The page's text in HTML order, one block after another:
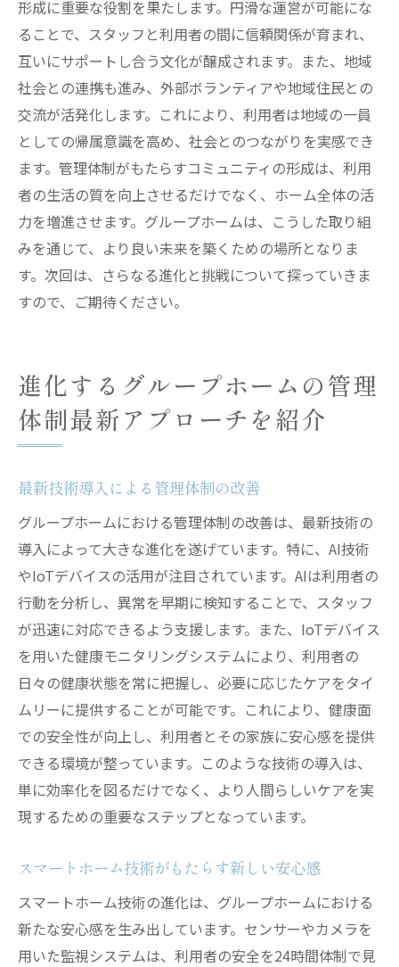
形成に重要な役割を果たします。円滑な運営が可能にな
ることで、スタッフと利用者の間に信頼関係が育まれ、
互いにサポートし合う文化が醸成されます。また、地域
社会との連携も進み、外部ボランティアや地域住民との
交流が活発化します。これにより、利用者は地域の一員
としての帰属意識を高め、社会とのつながりを実感でき
ます。管理体制がもたらすコミュニティの形成は、利用
者の生活の質を向上させるだけでなく、ホーム全体の活
力を増進させます。グループホームは、こうした取り組
みを通じて、より良い未来を築くための場所となりま
す。次回は、さらなる進化と挑戦について探っていきま
すので、ご期待ください。
進化するグループホームの管理
体制最新アプローチを紹介
最新技術導入による管理体制の改善
グループホームにおける管理体制の改善は、最新技術の
導入によって大きな進化を遂げています。特に、AI技術
やIoTデバイスの活用が注目されています。AIは利用者の
行動を分析し、異常を早期に検知することで、スタッフ
が迅速に対応できるよう支援します。また、IoTデバイス
を用いた健康モニタリングシステムにより、利用者の
日々の健康状態を常に把握し、必要に応じたケアをタイ
ムリーに提供することが可能です。これにより、健康面
での安全性が向上し、利用者とその家族に安心感を提供
できる環境が整っています。このような技術の導入は、
単に効率化を図るだけでなく、より人間らしいケアを実
現するための重要なステップとなっています。
スマートホーム技術がもたらす新しい安心感
スマートホーム技術の進化は、グループホームにおける
新たな安心感を生み出しています。センサーやカメラを
用いた監視システムは、利用者の安全を24時間体制で見